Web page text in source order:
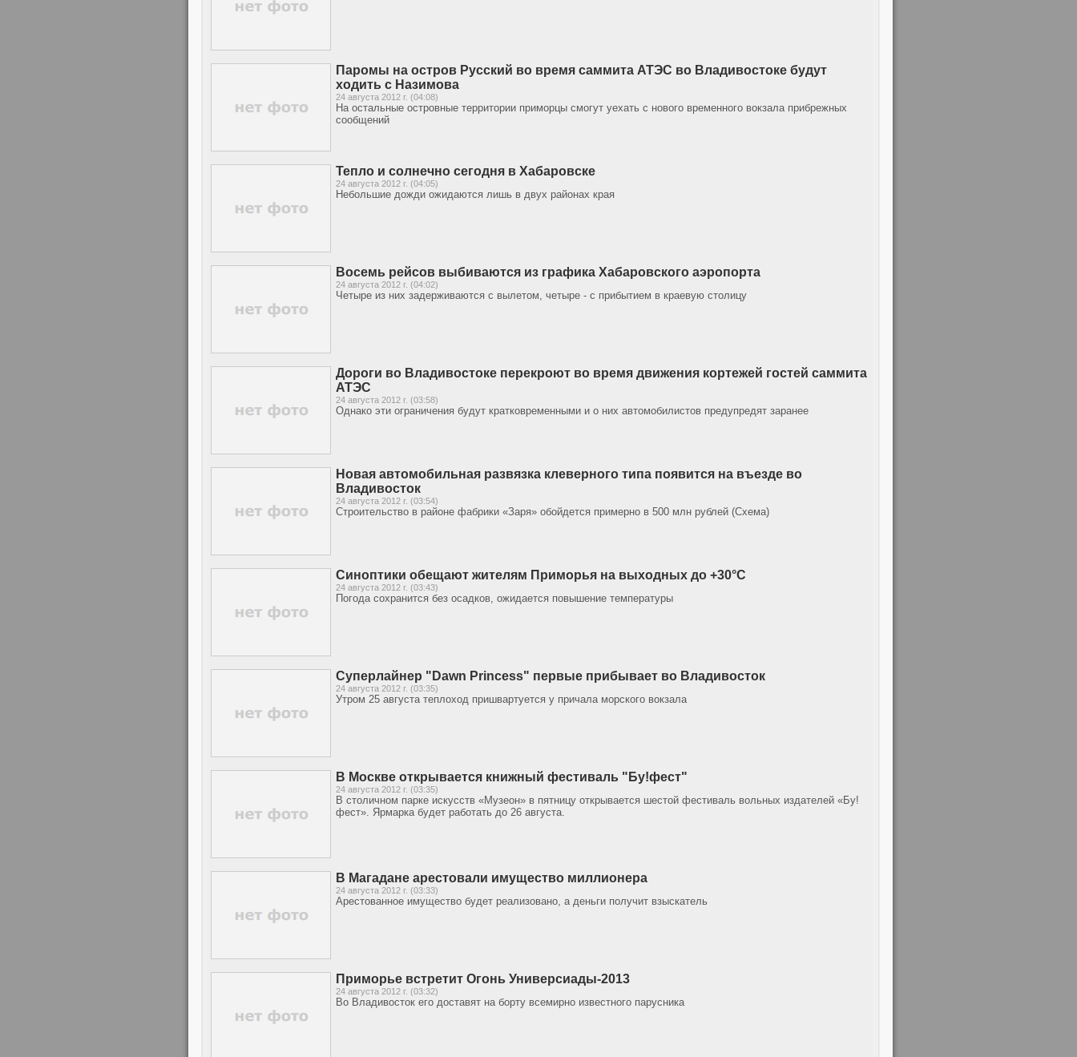
Паромы на остров Русский во время саммита АТЭС во Владивостоке будут
ходить с Назимова
24 августа 2012 г. (04:08)
На остальные островные территории приморцы смогут уехать с нового временного вокзала прибрежных
сообщений
Тепло и солнечно сегодня в Хабаровске
24 августа 2012 г. (04:05)
Небольшие дожди ожидаются лишь в двух районах края
Восемь рейсов выбиваются из графика Хабаровского аэропорта
24 августа 2012 г. (04:02)
Четыре из них задерживаются с вылетом, четыре - с прибытием в краевую столицу
Дороги во Владивостоке перекроют во время движения кортежей гостей саммита
АТЭС
24 августа 2012 г. (03:58)
Однако эти ограничения будут кратковременными и о них автомобилистов предупредят заранее
Новая автомобильная развязка клеверного типа появится на въезде во
Владивосток
24 августа 2012 г. (03:54)
Строительство в районе фабрики «Заря» обойдется примерно в 500 млн рублей (Схема)
Синоптики обещают жителям Приморья на выходных до +30°C
24 августа 2012 г. (03:43)
Погода сохранится без осадков, ожидается повышение температуры
Суперлайнер "Dawn Princess" первые прибывает во Владивосток
24 августа 2012 г. (03:35)
Утром 25 августа теплоход пришвартуется у причала морского вокзала
В Москве открывается книжный фестиваль "Бу!фест"
24 августа 2012 г. (03:35)
В столичном парке искусств «Музеон» в пятницу открывается шестой фестиваль вольных издателей «Бу!
фест». Ярмарка будет работать до 26 августа.
В Магадане арестовали имущество миллионера
24 августа 2012 г. (03:33)
Арестованное имущество будет реализовано, а деньги получит взыскатель
Приморье встретит Огонь Универсиады-2013
24 августа 2012 г. (03:32)
Во Владивосток его доставят на борту всемирно известного парусника